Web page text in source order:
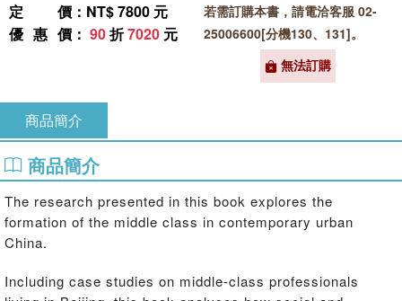
定價 ：NT$ 7800 元
優惠價 ： 90折7020 元
若需訂購本書，請電洽客服 02-
25006600[分機130、131]。
無法訂購
商品簡介
商品簡介
The research presented in this book explores the
formation of the middle class in contemporary urban
China.
Including case studies on middle-class professionals